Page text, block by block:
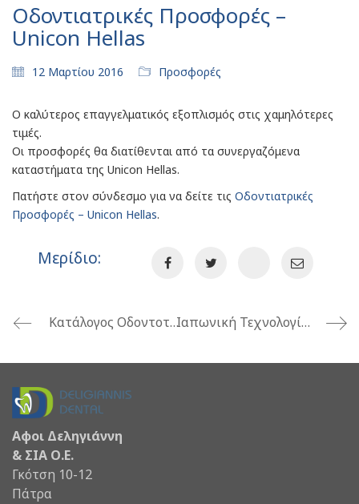
Οδοντιατρικές Προσφορές –
Unicon Hellas
12 Μαρτίου 2016 Προσφορές
Ο καλύτερος επαγγελματικός εξοπλισμός στις χαμηλότερες
τιμές.
Οι προσφορές θα διατίθενται από τα συνεργαζόμενα
καταστήματα της Unicon Hellas.
Πατήστε στον σύνδεσμο για να δείτε τις Οδοντιατρικές
Προσφορές – Unicon Hellas.
Μερίδιο:
Κατάλογος Οδοντοτεχνικών Προιόντων 2017 2018 Ιαπωνική Τεχνολογία – Καλύψτε Τις Υψηλότερες Απαιτήσεις Σας – Λίπανση W&H F1
Αφοι Δεληγιάννη
& ΣΙΑ Ο.Ε.
Γκότση 10-12
Πάτρα